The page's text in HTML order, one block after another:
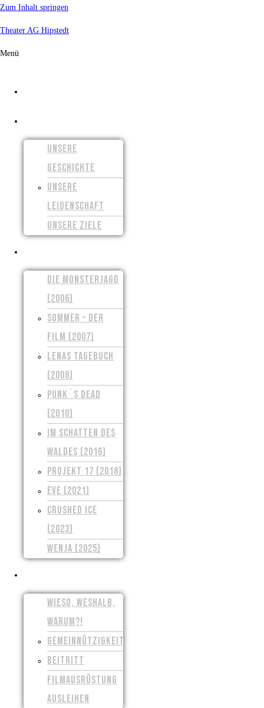
Zum Inhalt springen
Theater AG Hipstedt
Menü
UNSERE
GESCHICHTE
UNSERE
LEIDENSCHAFT
UNSERE ZIELE
DIE MONSTERJAGD
(2006)
SOMMER – DER
FILM (2007)
LENAS TAGEBUCH
(2008)
PUNK´S DEAD
(2010)
IM SCHATTEN DES
WALDES (2016)
PROJEKT 17 (2018)
EVE (2021)
CRUSHED ICE
(2023)
WENJA (2025)
WIESO, WESHALB,
WARUM?!
GEMEINNÜTZIGKEIT
BEITRITT
FILMAUSRÜSTUNG
AUSLEIHEN